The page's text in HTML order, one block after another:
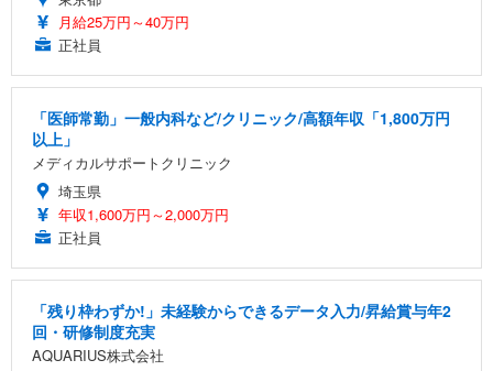
月給25万円～40万円
正社員
「医師常勤」一般内科など/クリニック/高額年収「1,800万円
以上」
メディカルサポートクリニック
埼玉県
年収1,600万円～2,000万円
正社員
「残り枠わずか!」未経験からできるデータ入力/昇給賞与年2
回・研修制度充実
AQUARIUS株式会社